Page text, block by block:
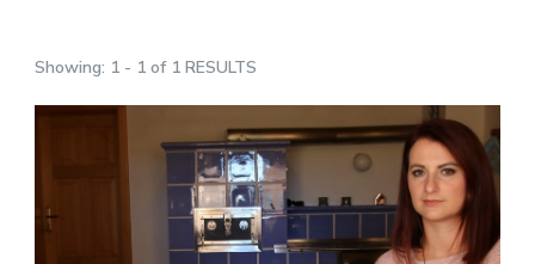
Showing: 1 - 1 of 1 RESULTS